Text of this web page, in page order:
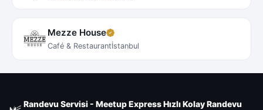
Mezze House
Café & Restaurantİstanbul
Randevu Servisi - Meetup Express Hızlı Kolay Randevu